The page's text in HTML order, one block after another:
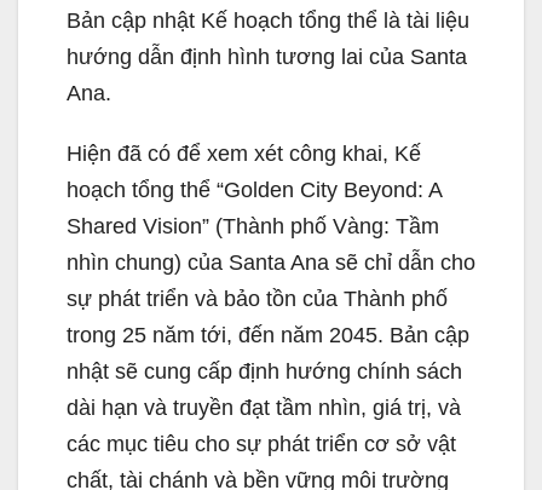
Bản cập nhật Kế hoạch tổng thể là tài liệu
hướng dẫn định hình tương lai của Santa
Ana.
Hiện đã có để xem xét công khai, Kế
hoạch tổng thể “Golden City Beyond: A
Shared Vision” (Thành phố Vàng: Tầm
nhìn chung) của Santa Ana sẽ chỉ dẫn cho
sự phát triển và bảo tồn của Thành phố
trong 25 năm tới, đến năm 2045. Bản cập
nhật sẽ cung cấp định hướng chính sách
dài hạn và truyền đạt tầm nhìn, giá trị, và
các mục tiêu cho sự phát triển cơ sở vật
chất, tài chánh và bền vững môi trường